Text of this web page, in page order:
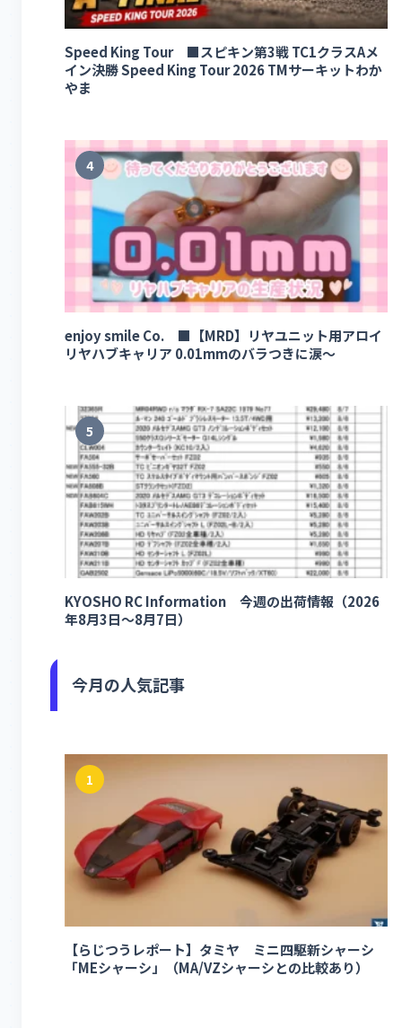
Speed King Tour ■スピキン第3戦 TC1クラスAメ
イン決勝 Speed King Tour 2026 TMサーキットわか
やま
4
enjoy smile Co. ■【MRD】リヤユニット用アロイ
リヤハブキャリア 0.01mmのバラつきに涙～
5
KYOSHO RC Information 今週の出荷情報（2026
年8月3日～8月7日）
今月の人気記事
1
【らじつうレポート】タミヤ ミニ四駆新シャーシ
「MEシャーシ」（MA/VZシャーシとの比較あり）